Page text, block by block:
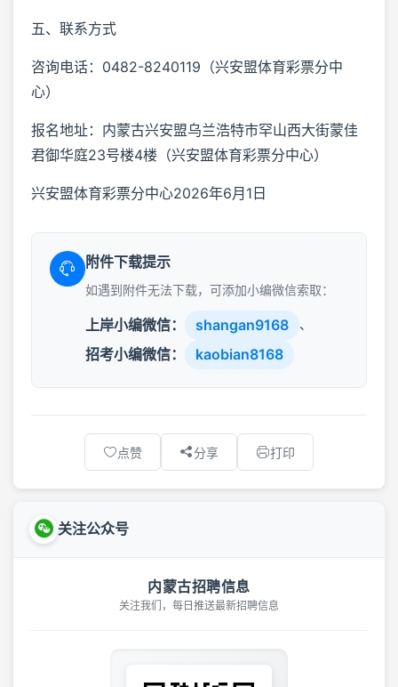
五、联系方式
咨询电话：0482-8240119（兴安盟体育彩票分中
心）
报名地址：内蒙古兴安盟乌兰浩特市罕山西大街蒙佳
君御华庭23号楼4楼（兴安盟体育彩票分中心）
兴安盟体育彩票分中心2026年6月1日
附件下载提示
如遇到附件无法下载，可添加小编微信索取：
上岸小编微信： shangan9168 、
招考小编微信： kaobian8168
点赞 分享 打印
关注公众号
内蒙古招聘信息
关注我们，每日推送最新招聘信息